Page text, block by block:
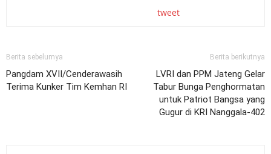
tweet
Berita sebelumya
Pangdam XVII/Cenderawasih
Terima Kunker Tim Kemhan RI
Berita berikutnya
LVRI dan PPM Jateng Gelar
Tabur Bunga Penghormatan
untuk Patriot Bangsa yang
Gugur di KRI Nanggala-402